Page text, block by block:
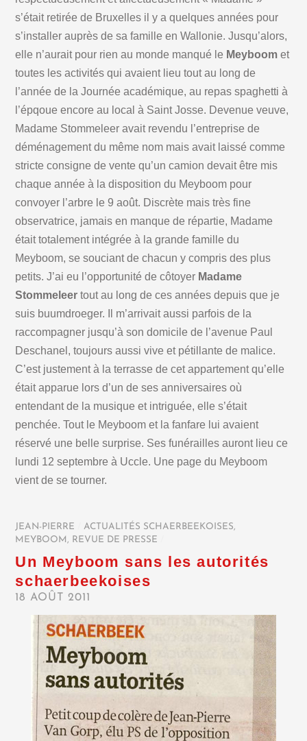
s’était retirée de Bruxelles il y a quelques années pour
s’installer auprès de sa famille en Wallonie. Jusqu’alors,
elle n’aurait pour rien au monde manqué le Meyboomet
toutes les activités qui avaient lieu tout au long de
l’année de la Journée académique, au repas spaghetti à
l’épqoue encore au local à Saint Josse. Devenue veuve,
Madame Stommeleer avait revendu l’entreprise de
déménagement du même nom mais avait laissé comme
stricte consigne de vente qu’un camion devait être mis
chaque année à la disposition du Meyboom pour
convoyer l’arbre le 9 août. Discrète mais très fine
observatrice, jamais en manque de répartie, Madame
était totalement intégrée à la grande famille du
Meyboom, se souciant de chacun y compris des plus
petits. J’ai eu l’opportunité de côtoyer Madame
Stommeleer tout au long de ces années depuis que je
suis buumdroeger. Il m’arrivait aussi parfois de la
raccompagner jusqu’à son domicile de l’avenue Paul
Deschanel, toujours aussi vive et pétillante de malice.
C’est justement à la terrasse de cet appartement qu’elle
était apparue lors d’un de ses anniversaires où
entendant de la musique et intriguée, elle s’était
penchée. Tout le Meyboom et la fanfare lui avaient
réservé une belle surprise. Ses funérailles auront lieu ce
lundi 12 septembre à Uccle. Une page du Meyboom
vient de se tourner.
JEAN-PIERRE ACTUALITÉS SCHAERBEEKOISES,
MEYBOOM , REVUE DE PRESSE
Un Meyboom sans les autorités
schaerbeekoises
18 AOÛT 2011